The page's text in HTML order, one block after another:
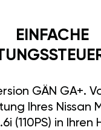
EINFACHE
GÄN GA+.
Ihres Nissan
(110PS) in Ihren